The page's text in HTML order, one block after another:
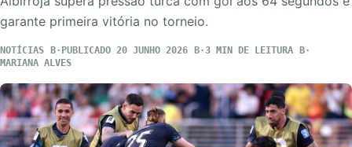
garante primeira vitória no torneio.
NOTÍCIAS PUBLICADO 20 JUNHO 2026
3 MIN DE LEITURA
MARIANA ALVES